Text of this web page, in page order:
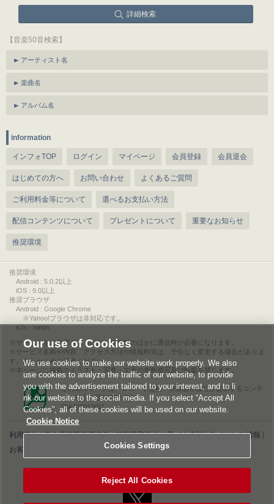
詳細検索
【音楽50音検索】
アーティスト名
楽曲名
アルバム名
information
インフォTOP ログイン マイページ 会員登録 会員退会
はじめての方へ お問い合わせ よくあるご質問
ご利用料金等について 選べるお支払い方法
配信コンテンツについて プレゼントについて 重要なお知らせ
推奨環境
推奨環境
Android : 5.0.2以上
iOS : 9.0以上
推奨ブラウザ
Android : Google Chrome
※Yahoo!ブラウザは非対応です。
iOS : Safari
サービスをご利用されるには、情報料のほかに通信料が必要になります。
サービス名称や内容、アクセス方法や情報料等は、予告なく変更する場合がありま
す。あらかじめご了承ください。
本ページに掲載のイラスト・写真・文章の無断複写及び転載を禁じます。
このエルマークは、レコード会社・映像製作会社が提供するコンテ
ンツを示す登録商標です。
RIAJ00013011
利用規約|個人情報等保護方針|特定商取引法に基づく表記|ライセンス情報
お客様情報の外部送信について|Cookies Settings
Our use of Cookies
We use cookies to make our website work properly. We also
use cookies to analyze the traffic of our website, to provide
you with the advertisement tailored to your interest, and to li
nk our website to the social media. If you select “Accept All
Cookies”, all of these cookies will be used on our website.
Cookie Notice
Cookies Settings
Reject All Cookies